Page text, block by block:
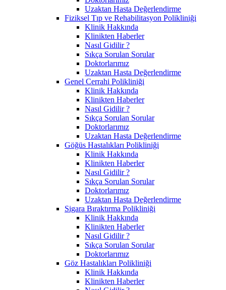
Uzaktan Hasta Değerlendirme
Fiziksel Tıp ve Rehabilitasyon Polikliniği
Klinik Hakkında
Klinikten Haberler
Nasıl Gidilir ?
Sıkça Sorulan Sorular
Doktorlarımız
Uzaktan Hasta Değerlendirme
Genel Cerrahi Polikliniği
Klinik Hakkında
Klinikten Haberler
Nasıl Gidilir ?
Sıkça Sorulan Sorular
Doktorlarımız
Uzaktan Hasta Değerlendirme
Göğüs Hastalıkları Polikliniği
Klinik Hakkında
Klinikten Haberler
Nasıl Gidilir ?
Sıkça Sorulan Sorular
Doktorlarımız
Uzaktan Hasta Değerlendirme
Sigara Bıraktırma Polikliniği
Klinik Hakkında
Klinikten Haberler
Nasıl Gidilir ?
Sıkça Sorulan Sorular
Doktorlarımız
Göz Hastalıkları Polikliniği
Klinik Hakkında
Klinikten Haberler